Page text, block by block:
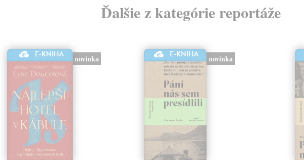
Ďalšie z kategórie reportáže
E-KNIHA novinka E-KNIHA novinka